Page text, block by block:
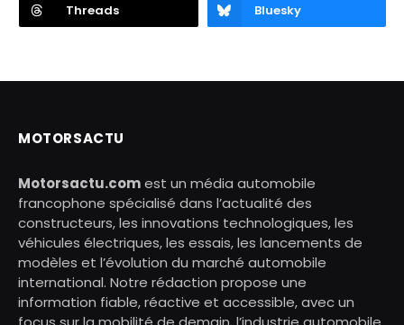
Threads Bluesky
MOTORSACTU
Motorsactu.comest un média automobile
francophone spécialisé dans l’actualité des
constructeurs, les innovations technologiques, les
véhicules électriques, les essais, les lancements de
modèles et l’évolution du marché automobile
international. Notre rédaction propose une
information fiable, réactive et accessible, avec un